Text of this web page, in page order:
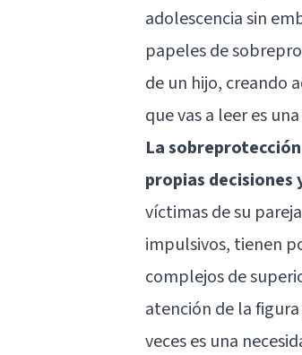
adolescencia sin
papeles de
de un hijo, creando
que vas a leer es
La
propias
víctimas de su
impulsivos, tienen
complejos de
atención de la
veces es una